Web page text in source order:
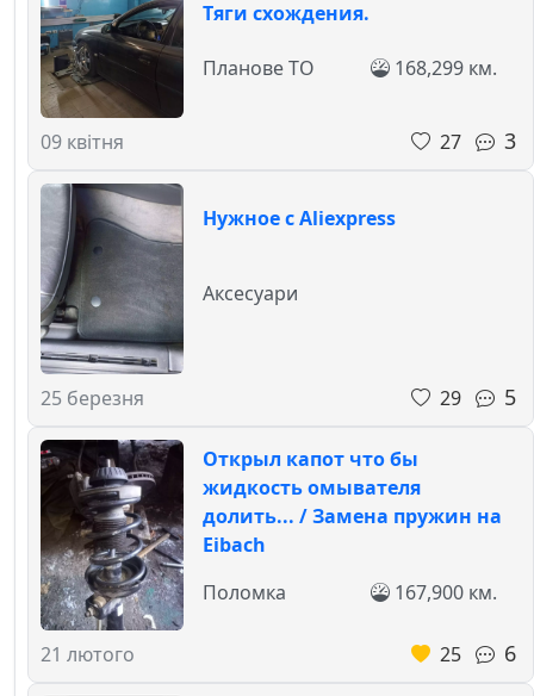
Тяги схождения.
09 квітня
Планове ТО 168,299 км.
27 3
Нужное с Aliexpress
25 березня
Аксесуари
29 5
Открыл капот что бы
жидкость омывателя
долить... / Замена пружин на
Eibach
21 лютого
Поломка 167,900 км.
25 6